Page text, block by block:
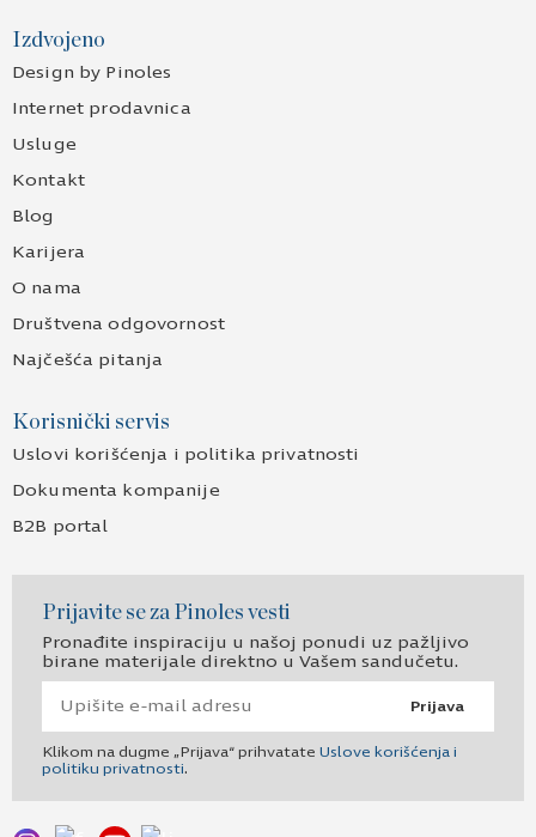
Izdvojeno
Design by Pinoles
Internet prodavnica
Usluge
Kontakt
Blog
Karijera
O nama
Društvena odgovornost
Najčešća pitanja
Korisnički servis
Uslovi korišćenja i politika privatnosti
Dokumenta kompanije
B2B portal
Prijavite se za Pinoles vesti
Pronađite inspiraciju u našoj ponudi uz pažljivo
birane materijale direktno u Vašem sandučetu.
Prijava
Klikom na dugme „Prijava“ prihvatate Uslove korišćenja i
politiku privatnosti.